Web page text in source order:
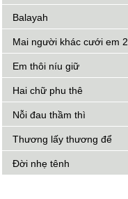
Balayah
Mai người khác cưới em 2
Em thôi níu giữ
Hai chữ phu thê
Nỗi đau thầm thì
Thương lấy thương để
Đời nhẹ tênh